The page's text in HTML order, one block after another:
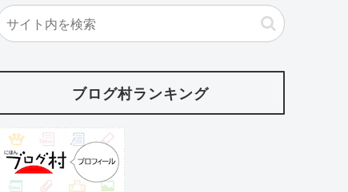
ブログ村ランキング